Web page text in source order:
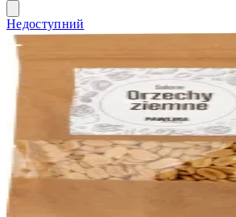
Недоступний